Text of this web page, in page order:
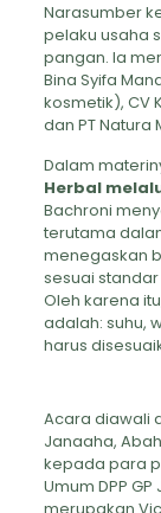
Narasumber
pelaku usaha
pangan. Ia
Bina Syifa
kosmetik), CV
dan PT
Dalam
Herbal
Bachroni
terutama
menegaskan
sesuai
Oleh karena
adalah: suhu,
harus
Acara diawali
Janaaha,
kepada para
Umum DPP